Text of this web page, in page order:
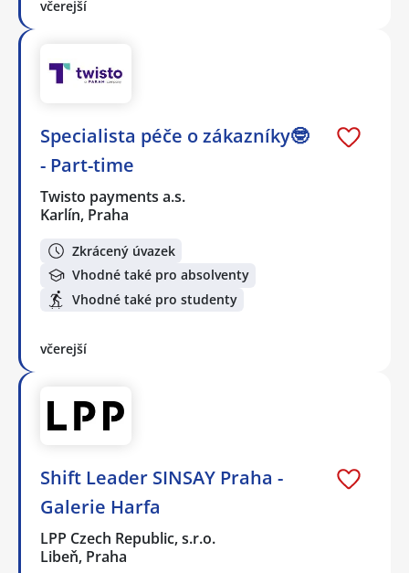
včerejší
Specialista péče o zákazníky🤓
- Part-time
Twisto payments a.s.
Karlín, Praha
Zkrácený úvazek
Vhodné také pro absolventy
Vhodné také pro studenty
včerejší
Shift Leader SINSAY Praha -
Galerie Harfa
LPP Czech Republic, s.r.o.
Libeň, Praha